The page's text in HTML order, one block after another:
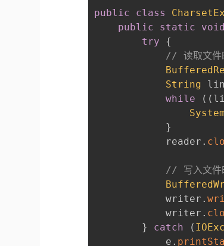
public class
public
static void
try
{
// 读取文件
String
while
( (
System
}
            reader
.
// 写入文件
            writer
.
            writer
.
}
catch (
            e
.